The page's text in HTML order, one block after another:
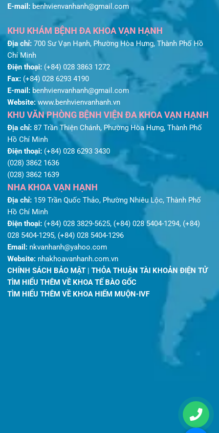
E-mail: benhvienvanhanh@gmail.com
KHU KHÁM BỆNH ĐA KHOA VẠN HẠNH
Địa chỉ: 700 Sư Vạn Hạnh, Phường Hòa Hưng, Thành Phố Hồ
Chí Minh
Điện thoại: (+84) 028 3863 1272
Fax: (+84) 028 6293 4190
E-mail: benhvienvanhanh@gmail.com
Website:www.benhvienvanhanh.vn
KHU VĂN PHÒNG BỆNH VIỆN ĐA KHOA VẠN HẠNH
Địa chỉ: 87 Trần Thiện Chánh, Phường Hòa Hưng, Thành Phố
Hồ Chí Minh
Điện thoại: (+84) 028 6293 3430
(028) 3862 1636
(028) 3862 1639
NHA KHOA VẠN HẠNH
Địa chỉ: 159 Trần Quốc Thảo, Phường Nhiêu Lộc, Thành Phố
Hồ Chí Minh
Điện thoại: (+84) 028 3829-5625, (+84) 028 5404-1294, (+84)
028 5404-1295, (+84) 028 5404-1296
Email: nkvanhanh@yahoo.com
Website: nhakhoavanhanh.com.vn
CHÍNH SÁCH BẢO MẬT | THỎA THUẬN TÀI KHOẢN ĐIỆN TỬ
TÌM HIỂU THÊM VỀ KHOA TẾ BÀO GỐC
TÌM HIỂU THÊM VỀ KHOA HIẾM MUỘN-IVF